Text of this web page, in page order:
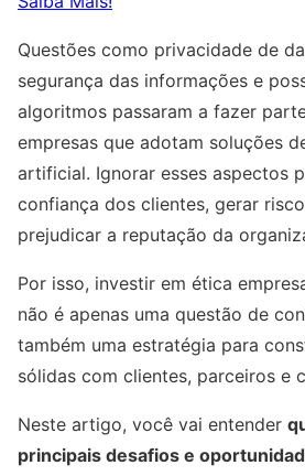
Questões como privacidade de
segurança das informações e
algoritmos passaram a fazer
empresas que adotam soluções
artificial. Ignorar esses aspectos
confiança dos clientes, gerar
prejudicar a reputação da
Por isso, investir em ética
não é apenas uma questão de
também uma estratégia para
sólidas com clientes, parceiros e
Neste artigo, você vai entender
principais desafios e